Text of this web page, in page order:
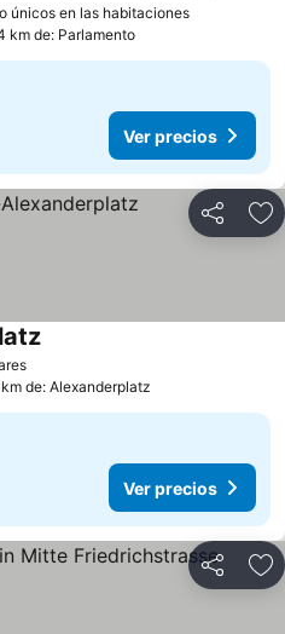
únicos en las habitaciones
km de: Parlamento
Ver precios
Compartir
de: Alexanderplatz
Ver precios
Compartir